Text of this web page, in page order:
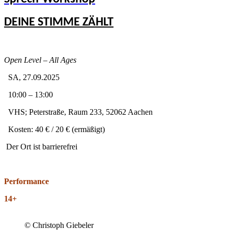
DEINE STIMME ZÄHLT
Open Level – All Ages
SA, 27.09.2025
10:00 – 13:00
VHS; Peterstraße, Raum 233, 52062 Aachen
Kosten: 40 € / 20 € (ermäßigt)
Der Ort ist barrierefrei
Performance
14+
© Christoph Giebeler